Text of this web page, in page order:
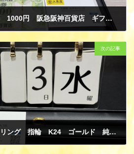
全国百貨店共通商品券 1000円 阪急阪神百貨店 ギフト券 金券 買取
次の記事
貴金属 ジュエリー リング 指輪 K24 ゴールド 純金 変形有り 買取